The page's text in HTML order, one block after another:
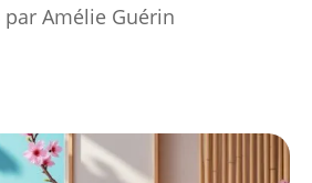
par Amélie Guérin